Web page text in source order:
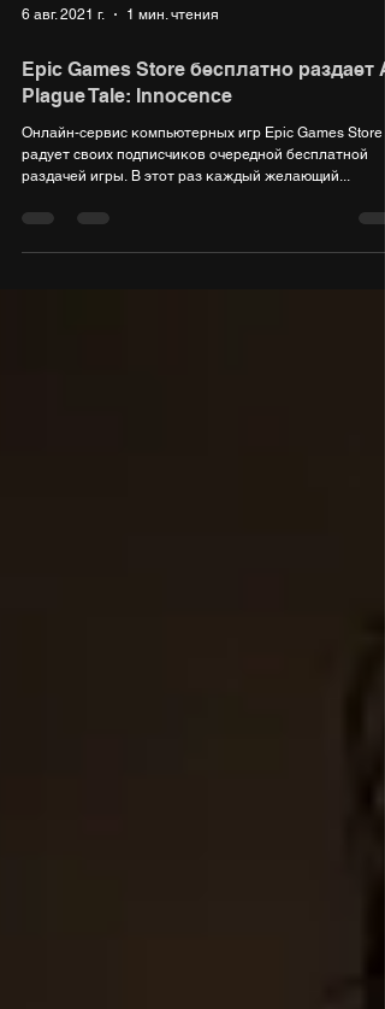
6 авг. 2021 г. 1 мин. чтения
Plague Tale: Innocence
Онлайн-сервис компьютерных игр Epic Games Store
раздачей игры. В этот раз каждый желающий...